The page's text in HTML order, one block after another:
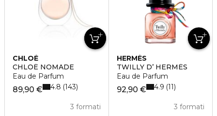
CHLOÉ
CHLOÉ NOMADE
Eau de Parfum
89,90 €
3 formati
4.8 143
HERMÈS
TWILLY D’ HERMÈS
Eau de Parfum
92,90 €
3 formati
4.9 11